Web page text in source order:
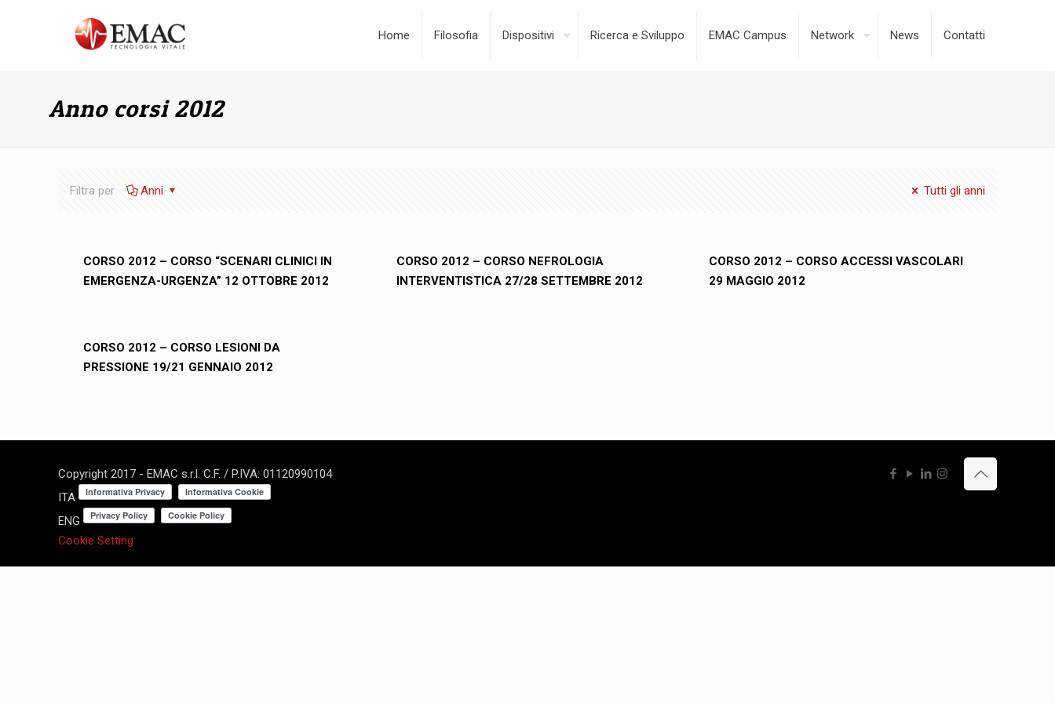
Home Filosofia Dispositivi Ricerca e Sviluppo EMAC Campus Network News Contatti
Anno corsi 2012
Filtra per Anni Tutti gli anni
CORSO 2012 – CORSO “SCENARI CLINICI IN
EMERGENZA-URGENZA” 12 OTTOBRE 2012
CORSO 2012 – CORSO NEFROLOGIA
INTERVENTISTICA 27/28 SETTEMBRE 2012
CORSO 2012 – CORSO ACCESSI VASCOLARI
29 MAGGIO 2012
CORSO 2012 – CORSO LESIONI DA
PRESSIONE 19/21 GENNAIO 2012
Copyright 2017 - EMAC s.r.l. C.F. / P.IVA: 01120990104
ITA
ENG
Cookie Setting